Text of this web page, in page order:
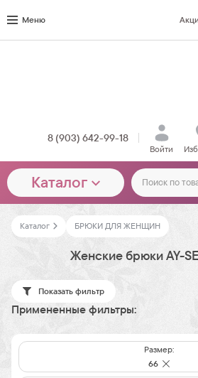
Меню
8 (903) 642-99-18
Войти
Каталог
Каталог БРЮКИ ДЛЯ ЖЕНЩИН
Женские брюки AY-
Показать фильтр
Примененные фильтры:
Размер:
66